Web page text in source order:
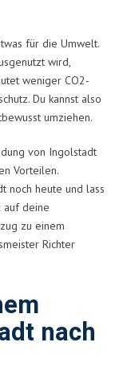
für die Umwelt.
wird,
weniger CO2-
Du kannst also
umziehen.
von Ingolstadt
Vorteilen.
noch heute und lass
auf deine
zu einem
Richter
nach